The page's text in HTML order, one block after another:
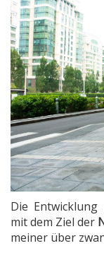
Die
mit dem Ziel der
meiner über